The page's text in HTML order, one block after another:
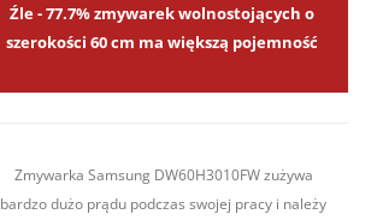
Źle - 77.7% zmywarek wolnostojących o
szerokości 60 cm ma większą pojemność
Zmywarka Samsung DW60H3010FW zużywa
bardzo dużo prądu podczas swojej pracy i należy